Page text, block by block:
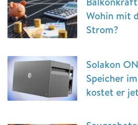
Wohin mit
Strom?
Solakon
Speicher
kostet er